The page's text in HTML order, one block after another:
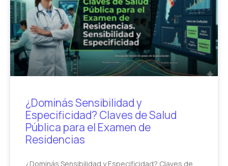
¿Dominás Sensibilidad y
Especificidad? Claves de Salud
Pública para el Examen de
Residencias
¿Dominás Sensibilidad y Especificidad? Claves de